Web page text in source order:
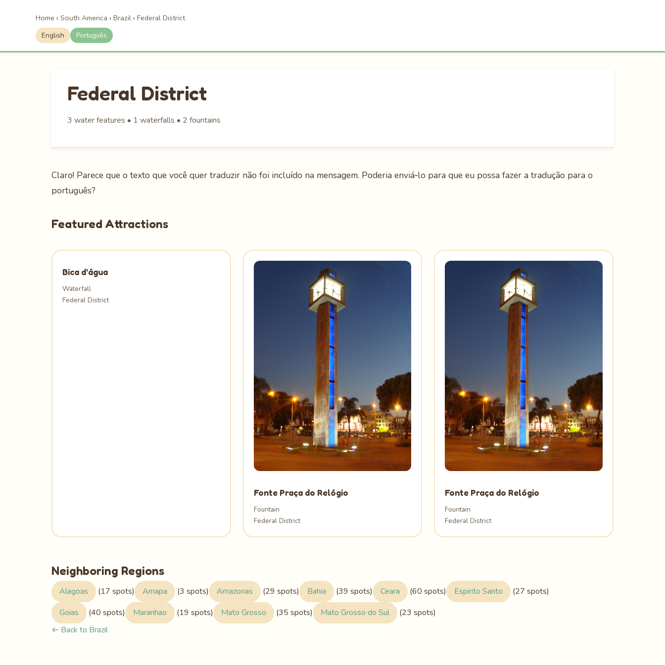
Home › South America › Brazil › Federal District
English Português
Federal District
3 water features • 1 waterfalls • 2 fountains
Claro! Parece que o texto que você quer traduzir não foi incluído na mensagem. Poderia enviá‑lo para que eu possa fazer a tradução para o
português?
Featured Attractions
Bica d'água
Waterfall
Federal District
Fonte Praça do Relógio
Fountain
Federal District
Fonte Praça do Relógio
Fountain
Federal District
Neighboring Regions
Alagoas (17 spots) Amapa (3 spots) Amazonas (29 spots) Bahia (39 spots) Ceara (60 spots) Espirito Santo
(27 spots)
Goias
(40 spots) Maranhao (19 spots) Mato Grosso (35 spots) Mato Grosso do Sul
(23 spots)
← Back to Brazil